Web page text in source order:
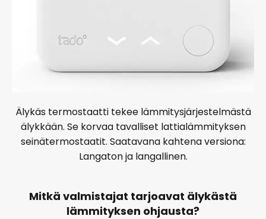
Älykäs termostaatti tekee lämmitysjärjestelmästä
älykkään. Se korvaa tavalliset lattialämmityksen
seinätermostaatit. Saatavana kahtena versiona:
Langaton ja langallinen.
Mitkä valmistajat tarjoavat älykästä
lämmityksen ohjausta?